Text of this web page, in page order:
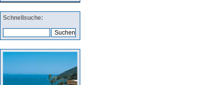
Schnellsuche: